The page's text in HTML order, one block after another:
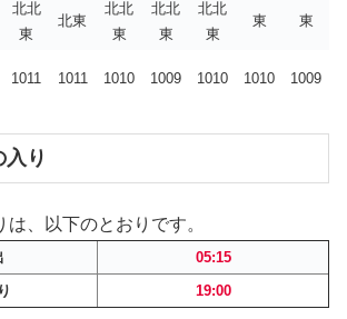
北北
東
北東
北北
東
北北
東
北北
東
東 東
1011 1011 1010 1009 1010 1010 1009
入り
は、以下のとおりです。
05:15
19:00